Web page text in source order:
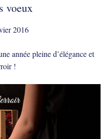
voeux
2016
année pleine d’élégance et
!